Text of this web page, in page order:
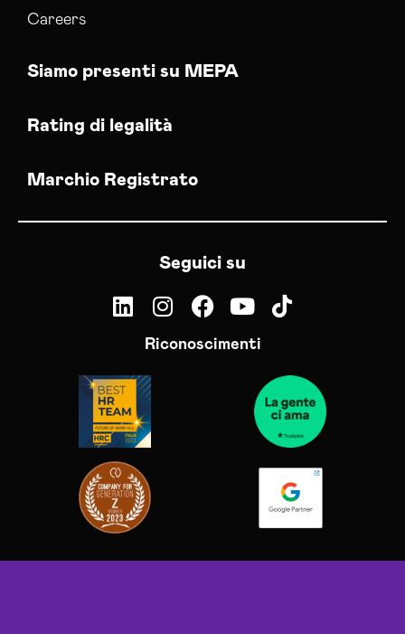
Careers
Siamo presenti su MEPA
Rating di legalità
Marchio Registrato
Seguici su
Riconoscimenti